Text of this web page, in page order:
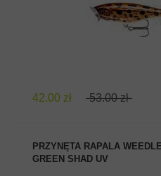
42.00 zł 53.00 zł
PRZYNĘTA RAPALA
GREEN SHAD UV